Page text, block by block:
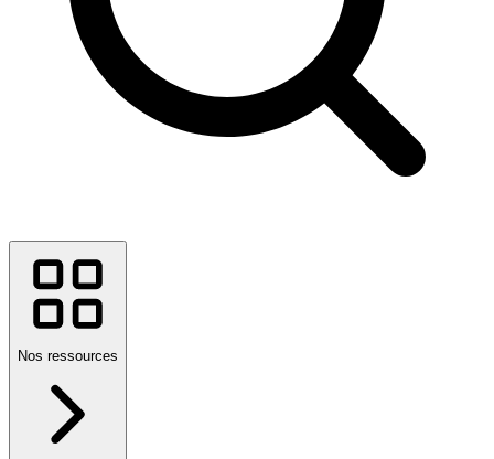
Nos ressources